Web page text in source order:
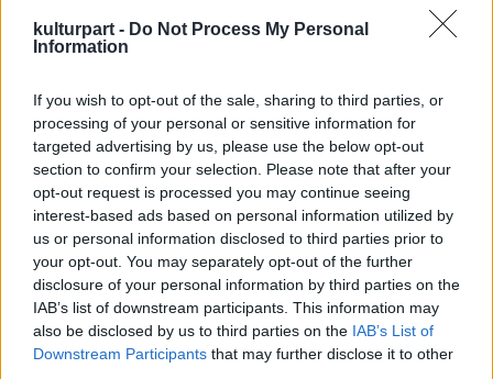
kulturpart - Do Not Process My Personal
Information
If you wish to opt-out of the sale, sharing to third parties, or
processing of your personal or sensitive information for
targeted advertising by us, please use the below opt-out
section to confirm your selection. Please note that after your
opt-out request is processed you may continue seeing
interest-based ads based on personal information utilized by
us or personal information disclosed to third parties prior to
your opt-out. You may separately opt-out of the further
disclosure of your personal information by third parties on the
IAB’s list of downstream participants. This information may
also be disclosed by us to third parties on the IAB’s List of
Downstream Participants that may further disclose it to other
központjában vitte színre az 1607-ben
A közönség maga dönti el, hogy fejhallgatón
keresztül élvezi a zenét, és nézi a szereplők
játékát, vagy élőben követi figyelemmel a
rendhagyó előadást. Az énekesek ráadásul
elhagyják a színpadok és a nézők közé
elvegyülve adják elő Orfeusz erős érzelmi
töltetű történetét. A fejhallgatóból az előadás
rögzített változata szól nagyzenekari
kísérettel, élőben viszont csak hat hangszer
kíséri az előadókat - olvasható a BBC
hírszolgálatának honlapján.